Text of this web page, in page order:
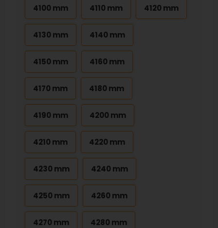
4100 mm 4110 mm 4120 mm
4130 mm 4140 mm
4150 mm 4160 mm
4170 mm 4180 mm
4190 mm 4200 mm
4210 mm 4220 mm
4230 mm 4240 mm
4250 mm 4260 mm
4270 mm 4280 mm